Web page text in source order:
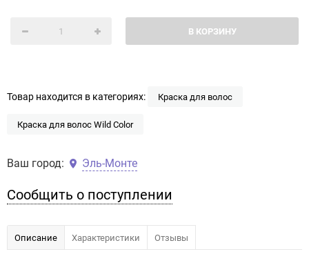
В КОРЗИНУ
Товар находится в категориях: Краска для волос
Краска для волос Wild Color
Ваш город: Эль-Монте
Сообщить о поступлении
Описание Характеристики Отзывы